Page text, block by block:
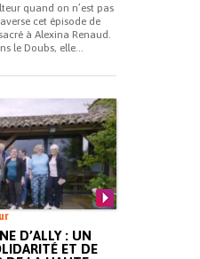
quand on n’est pas
cet épisode de
à Alexina Renaud.
le Doubs, elle...
D’ALLY : UN
ET DE